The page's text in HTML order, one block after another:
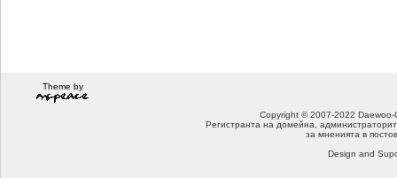
Theme by
Copyright © 2007-2022
Регистранта на домейна,
за мненията в
Design and